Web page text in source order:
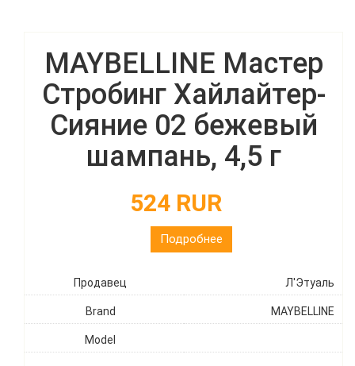
MAYBELLINE Мастер
Стробинг Хайлайтер-
Сияние 02 бежевый
шампань, 4,5 г
524 RUR
Подробнее
Продавец Л'Этуаль
Brand MAYBELLINE
Model